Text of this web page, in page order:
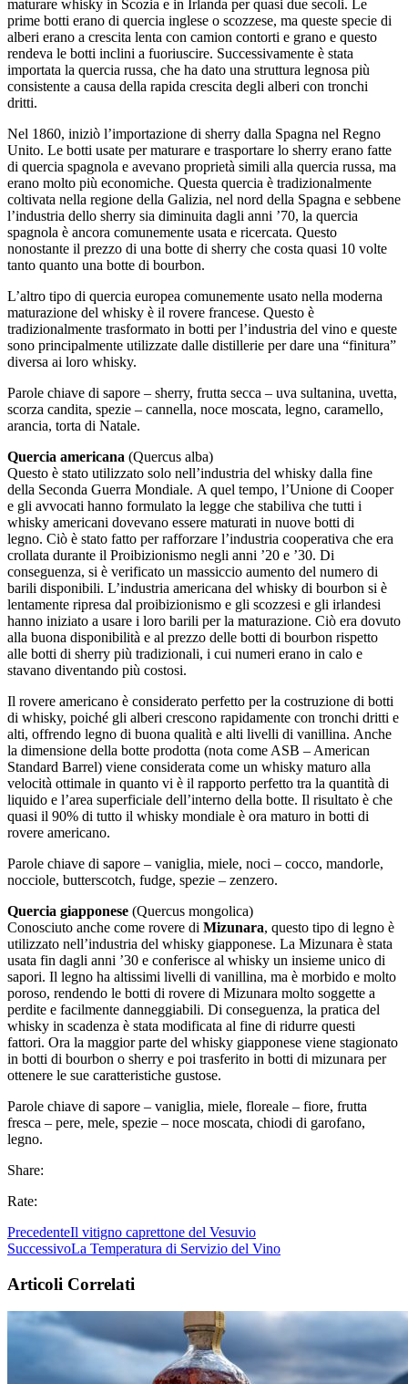
maturare whisky in Scozia e in Irlanda per quasi due secoli. Le
prime botti erano di quercia inglese o scozzese, ma queste specie di
alberi erano a crescita lenta con camion contorti e grano e questo
rendeva le botti inclini a fuoriuscire. Successivamente è stata
importata la quercia russa, che ha dato una struttura legnosa più
consistente a causa della rapida crescita degli alberi con tronchi
dritti.
Nel 1860, iniziò l’importazione di sherry dalla Spagna nel Regno
Unito. Le botti usate per maturare e trasportare lo sherry erano fatte
di quercia spagnola e avevano proprietà simili alla quercia russa, ma
erano molto più economiche. Questa quercia è tradizionalmente
coltivata nella regione della Galizia, nel nord della Spagna e sebbene
l’industria dello sherry sia diminuita dagli anni ’70, la quercia
spagnola è ancora comunemente usata e ricercata. Questo
nonostante il prezzo di una botte di sherry che costa quasi 10 volte
tanto quanto una botte di bourbon.
L’altro tipo di quercia europea comunemente usato nella moderna
maturazione del whisky è il rovere francese. Questo è
tradizionalmente trasformato in botti per l’industria del vino e queste
sono principalmente utilizzate dalle distillerie per dare una “finitura”
diversa ai loro whisky.
Parole chiave di sapore – sherry, frutta secca – uva sultanina, uvetta,
scorza candita, spezie – cannella, noce moscata, legno, caramello,
arancia, torta di Natale.
Quercia americana (Quercus alba)
Questo è stato utilizzato solo nell’industria del whisky dalla fine
della Seconda Guerra Mondiale. A quel tempo, l’Unione di Cooper
e gli avvocati hanno formulato la legge che stabiliva che tutti i
whisky americani dovevano essere maturati in nuove botti di
legno. Ciò è stato fatto per rafforzare l’industria cooperativa che era
crollata durante il Proibizionismo negli anni ’20 e ’30. Di
conseguenza, si è verificato un massiccio aumento del numero di
barili disponibili. L’industria americana del whisky di bourbon si è
lentamente ripresa dal proibizionismo e gli scozzesi e gli irlandesi
hanno iniziato a usare i loro barili per la maturazione. Ciò era dovuto
alla buona disponibilità e al prezzo delle botti di bourbon rispetto
alle botti di sherry più tradizionali, i cui numeri erano in calo e
stavano diventando più costosi.
Il rovere americano è considerato perfetto per la costruzione di botti
di whisky, poiché gli alberi crescono rapidamente con tronchi dritti e
alti, offrendo legno di buona qualità e alti livelli di vanillina. Anche
la dimensione della botte prodotta (nota come ASB – American
Standard Barrel) viene considerata come un whisky maturo alla
velocità ottimale in quanto vi è il rapporto perfetto tra la quantità di
liquido e l’area superficiale dell’interno della botte. Il risultato è che
quasi il 90% di tutto il whisky mondiale è ora maturo in botti di
rovere americano.
Parole chiave di sapore – vaniglia, miele, noci – cocco, mandorle,
nocciole, butterscotch, fudge, spezie – zenzero.
Quercia giapponese (Quercus mongolica)
Conosciuto anche come rovere di Mizunara, questo tipo di legno è
utilizzato nell’industria del whisky giapponese. La Mizunara è stata
usata fin dagli anni ’30 e conferisce al whisky un insieme unico di
sapori. Il legno ha altissimi livelli di vanillina, ma è morbido e molto
poroso, rendendo le botti di rovere di Mizunara molto soggette a
perdite e facilmente danneggiabili. Di conseguenza, la pratica del
whisky in scadenza è stata modificata al fine di ridurre questi
fattori. Ora la maggior parte del whisky giapponese viene stagionato
in botti di bourbon o sherry e poi trasferito in botti di mizunara per
ottenere le sue caratteristiche gustose.
Parole chiave di sapore – vaniglia, miele, floreale – fiore, frutta
fresca – pere, mele, spezie – noce moscata, chiodi di garofano,
legno.
Share:
Rate:
PrecedenteIl vitigno caprettone del Vesuvio
SuccessivoLa Temperatura di Servizio del Vino
Articoli Correlati